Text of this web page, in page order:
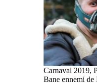
Carnaval 2019,
Bane ennemi de